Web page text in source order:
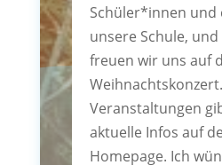
Schüler*innen und
unsere Schule, und
freuen wir uns auf
Veranstaltungen
aktuelle Infos auf
Homepage. Ich